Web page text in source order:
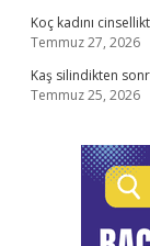
Koç kadını
Temmuz 27, 2026
Kaş silindikten
Temmuz 25, 2026